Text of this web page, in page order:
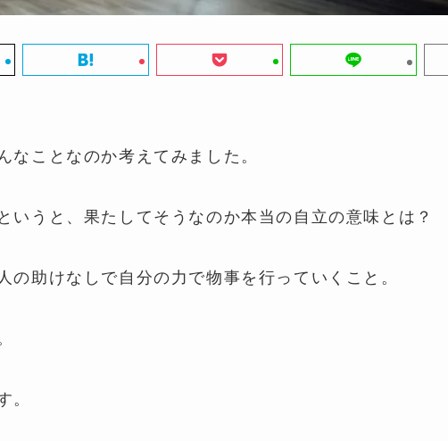
ことなのか考えてみました。
いうと、果たしてそうなのか本当の自立の意味とは？
の助けなしで自分の力で物事を行っていくこと。